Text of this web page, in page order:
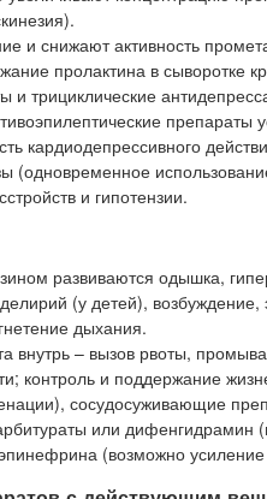
и снижают активность
пролактина в сыворотке
и трициклические
кардиодепрессивного
(одновременное
и гипотензии.
развиваются одышка,
делирий (у детей),
дыхания.
внутрь – вызов рвоты,
контроль и поддержание
сосудосуживающие
или
(возможно усиление